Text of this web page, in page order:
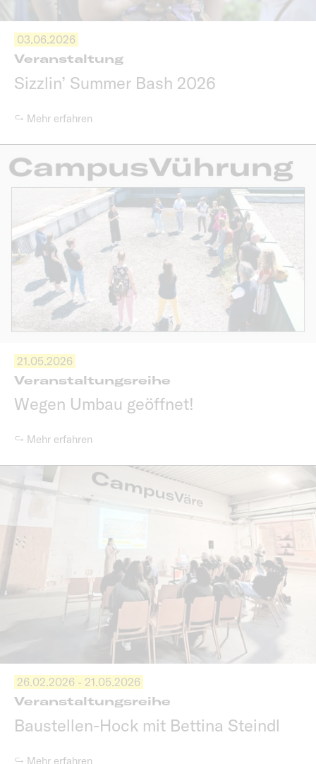
03.06.2026
Veranstaltung
Sizzlin’ Summer Bash 2026
↪ Mehr erfahren
21.05.2026
Veranstaltungsreihe
Wegen Umbau geöffnet!
↪ Mehr erfahren
26.02.2026 - 21.05.2026
Veranstaltungsreihe
Baustellen-Hock mit Bettina Steindl
↪ Mehr erfahren